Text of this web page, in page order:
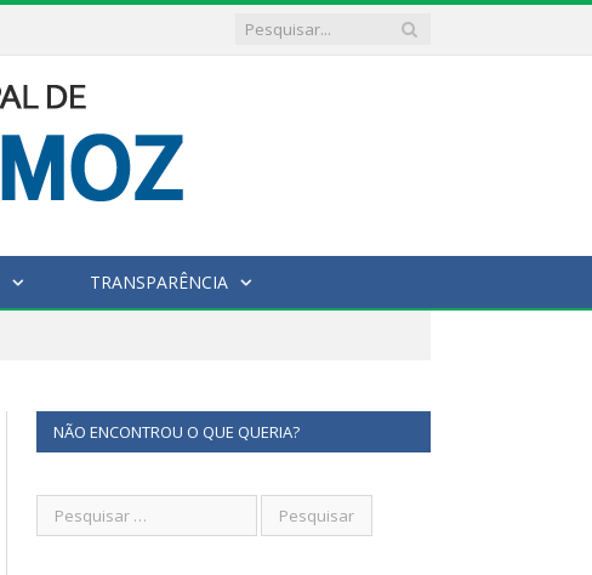
TRANSPARÊNCIA
NÃO ENCONTROU O QUE QUERIA?